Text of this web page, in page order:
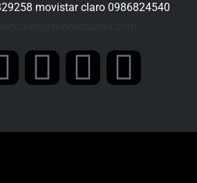
movistar claro 0986824540